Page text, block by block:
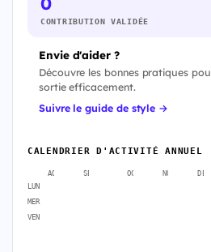
CONTRIBUTION VALIDÉE
Envie d'aider ?
Découvre les bonnes pratiques
sortie efficacement.
Suivre le guide de style →
CALENDRIER D'ACTIVITÉ ANNUEL
AOÛT SEPT. OCT. NOV. DÉC.
LUN
MER
VEN